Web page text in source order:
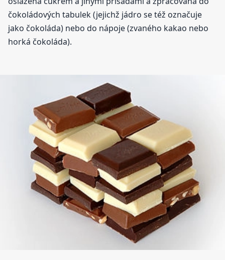
čokoládových tabulek (jejichž jádro se též označuje
jako čokoláda) nebo do nápoje (zvaného kakao nebo
horká čokoláda).